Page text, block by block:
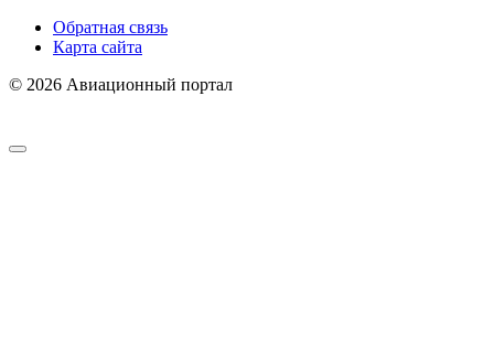
Обратная связь
Карта сайта
© 2026 Авиационный портал